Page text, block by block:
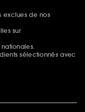
exclues de nos
sur
sélectionnés avec